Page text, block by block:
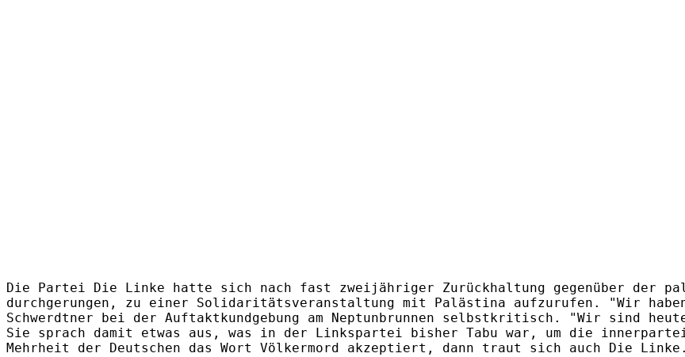
Die Partei Die Linke hatte sich nach fast zweijähriger Zurückhaltung gegenüber der
durchgerungen, zu einer Solidaritätsveranstaltung mit Palästina aufzurufen. "Wir
Schwerdtner bei der Auftaktkundgebung am Neptunbrunnen selbstkritisch. "Wir sind
Sie sprach damit etwas aus, was in der Linkspartei bisher Tabu war, um die
Mehrheit der Deutschen das Wort Völkermord akzeptiert, dann traut sich auch Die Linke.